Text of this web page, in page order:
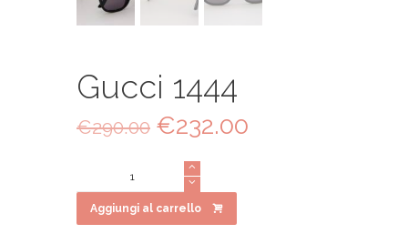
Gucci 1444
€290.00 Il
prezzo
originale
era:
€290.00.
€232.00
quantità
Aggiungi al carrello